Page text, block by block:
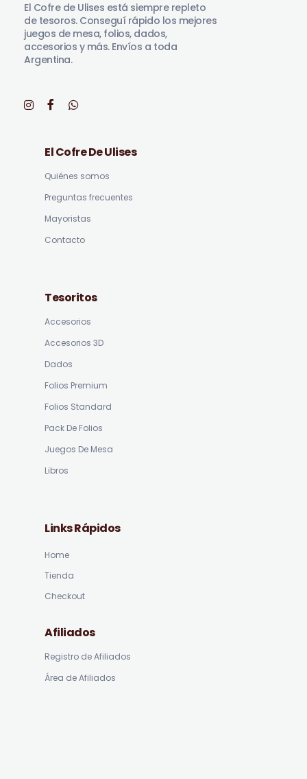
El Cofre de Ulises está siempre repleto
de tesoros. Conseguí rápido los mejores
juegos de mesa, folios, dados,
accesorios y más. Envíos a toda
Argentina.
El Cofre De Ulises
Quiénes somos
Preguntas frecuentes
Mayoristas
Contacto
Tesoritos
Accesorios
Accesorios 3D
Dados
Folios Premium
Folios Standard
Pack De Folios
Juegos De Mesa
Libros
Links Rápidos
Home
Tienda
Checkout
Afiliados
Registro de Afiliados
Área de Afiliados